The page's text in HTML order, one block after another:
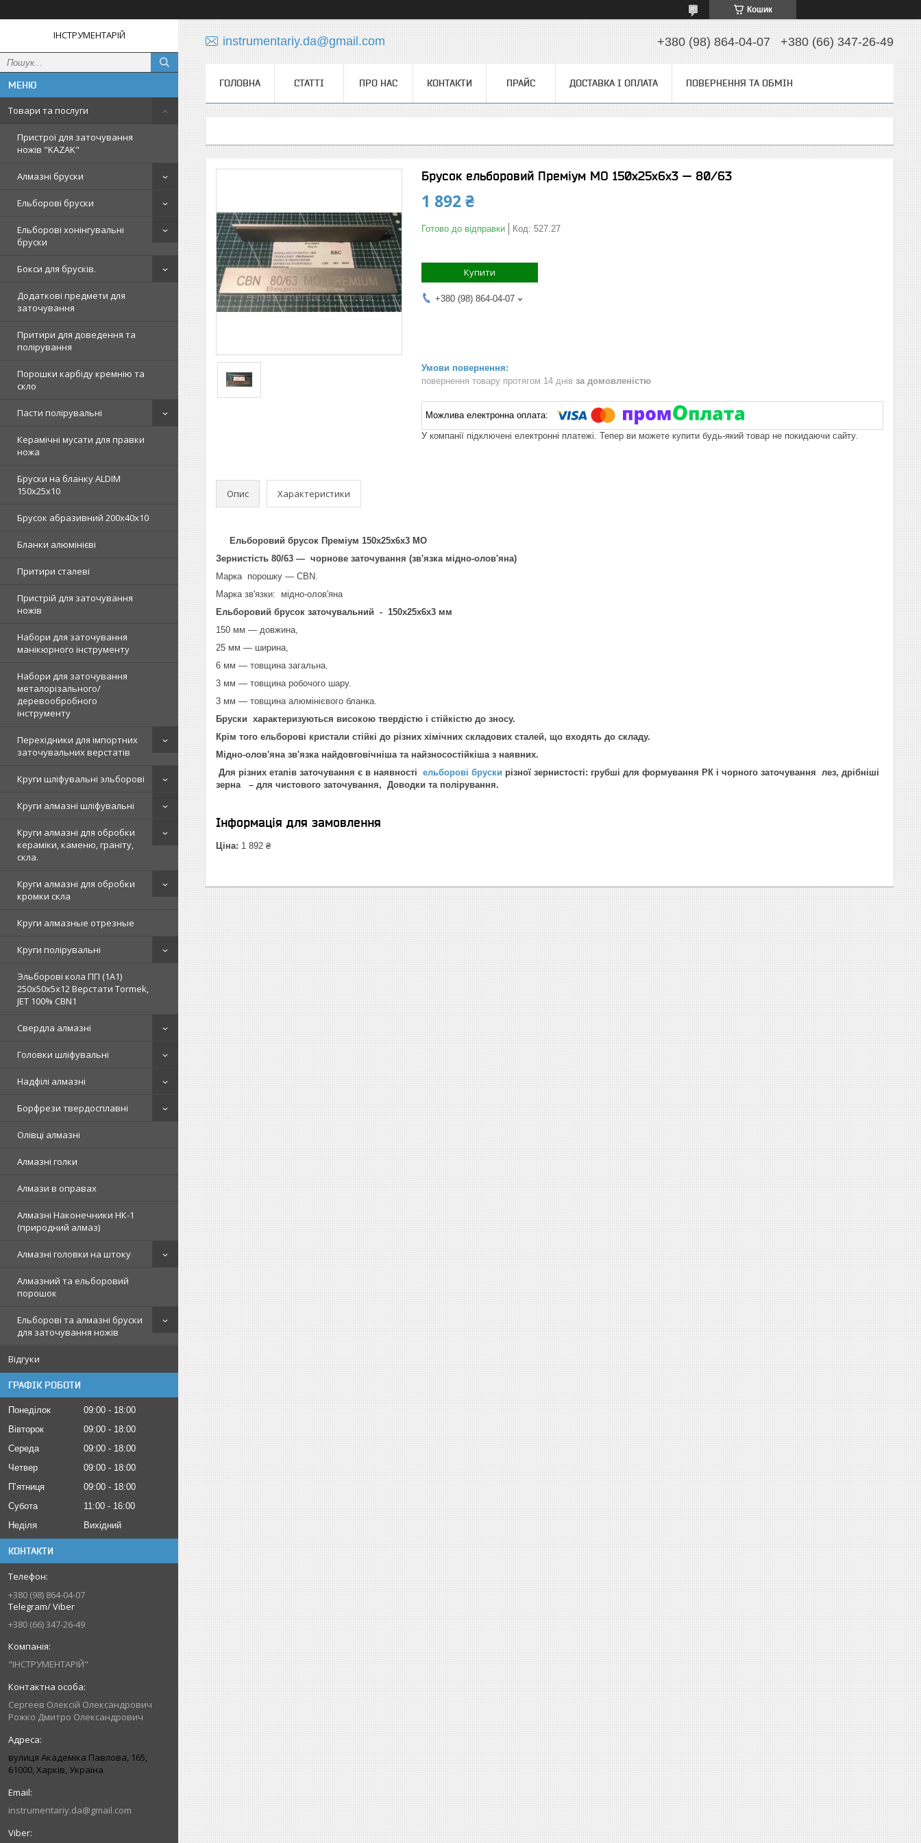
Кошик
ІНСТРУМЕНТАРІЙ
Товари та послуги
Пристрої для заточування
ножів "KAZAK"
Алмазні бруски
Ельборові бруски
Ельборові хонінгувальні
бруски
Бокси для брусків.
Додаткові предмети для
заточування
Притири для доведення та
полірування
Порошки карбіду кремнію та
скло
Пасти полірувальні
Керамічні мусати для правки
ножа
Бруски на бланку ALDIM
150х25х10
Брусок абразивний 200х40х10
Бланки алюмінієві
Притири сталеві
Пристрій для заточування
ножів
Набори для заточування
манікюрного інструменту
Набори для заточування
металорізального/
деревообробного
інструменту
Перехідники для імпортних
заточувальних верстатів
Круги шліфувальні эльборові
Круги алмазні шліфувальні
Круги алмазні для обробки
кераміки, каменю, граніту,
скла.
Круги алмазні для обробки
кромки скла
Круги алмазные отрезные
Круги полірувальні
Эльборові кола ПП (1А1)
250х50х5х12 Верстати Tormek,
JET 100% СВN1
Свердла алмазні
Головки шліфувальні
Надфілі алмазні
Борфрези твердосплавні
Олівці алмазні
Алмазні голки
Алмази в оправах
Алмазні Наконечники НК-1
(природний алмаз)
Алмазні головки на штоку
Алмазний та ельборовий
порошок
Ельборові та алмазні бруски
для заточування ножів
Відгуки
ГРАФІК РОБОТИ
Понеділок 09:00
18:00
Вівторок
09:00
18:00
Середа
09:00
18:00
Четвер
09:00
18:00
Пʼятниця
09:00
18:00
Субота
11:00
16:00
Неділя
Вихідний
КОНТАКТИ
+380 (98) 864-04-07
Telegram/ Viber
+380 (66) 347-26-49
"ІНСТРУМЕНТАРІЙ"
Сергеев Олексій Олександрович
Рожко Дмитро Олександрович
вулиця Академіка Павлова, 165,
61000, Харків, Україна
instrumentariy.da@gmail.com
instrumentariy.da@gmail.com +380 (98) 864-04-07 +380 (66) 347-26-49
ГОЛОВНА СТАТТІ ПРО НАС КОНТАКТИ ПРАЙС ДОСТАВКА І ОПЛАТА ПОВЕРНЕННЯ ТА ОБМІН
Брусок ельборовий Преміум МО 150х25х6х3 — 80/63
1 892 ₴
Готово до відправки Код: 527.27
Купити
+380 (98) 864-04-07
повернення товару протягом 14 днів за домовленістю
У компанії підключені електронні платежі. Тепер ви можете купити будь-який товар не покидаючи сайту.
Опис Характеристики
Ельборовий брусок Преміум 150х25х6х3 МО
Зернистість 80/63 — чорнове заточування (зв'язка мідно-олов'яна)
Марка порошку — СBN.
Марка зв'язки: мідно-олов'яна
Ельборовий брусок заточувальний - 150х25х6х3 мм
150 мм — довжина,
25 мм — ширина,
6 мм — товщина загальна.
3 мм — товщина робочого шару.
3 мм — товщина алюмінієвого бланка.
Бруски характеризуються високою твердістю і стійкістю до зносу.
Крім того ельборові кристали стійкі до різних хімічних складових сталей, що входять до складу.
Мідно-олов'яна зв'язка найдовговічніша та найзносостійкіша з наявних.
Для різних етапів заточування є в наявності ельборові бруски різної зернистості: грубші для формування РК і чорного заточування лез, дрібніші
зерна – для чистового заточування, Доводки та полірування.
Інформація для замовлення
Ціна: 1 892 ₴